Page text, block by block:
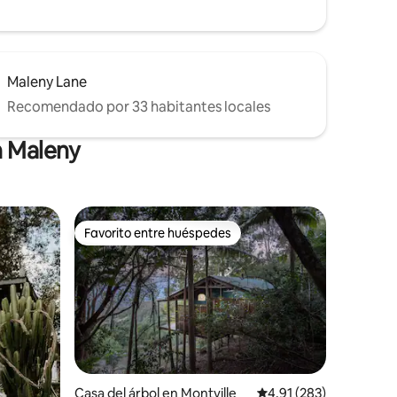
Maleny Lane
Recomendado por 33 habitantes locales
Favorito entre huéspedes
Favorito entre huéspedes
Casa del árbol en Montville Calificación promedio:
4.91 (283)